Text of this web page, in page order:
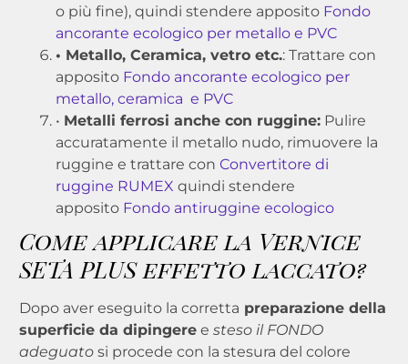
o più fine), quindi stendere apposito Fondo
ancorante ecologico per metallo e PVC
• Metallo, Ceramica, vetro etc.: Trattare con
apposito Fondo ancorante ecologico per
metallo, ceramica e PVC
• Metalli ferrosi anche con ruggine:Pulire
accuratamente il metallo nudo, rimuovere la
ruggine e trattare con Convertitore di
ruggine RUMEX quindi stendere
apposito Fondo antiruggine ecologico
Come applicare la Vernice
SETA PLUS effetto laccato?
Dopo aver eseguito la corretta preparazione della
superficie da dipingeree steso il FONDO
adeguatosi procede con la stesura del colore